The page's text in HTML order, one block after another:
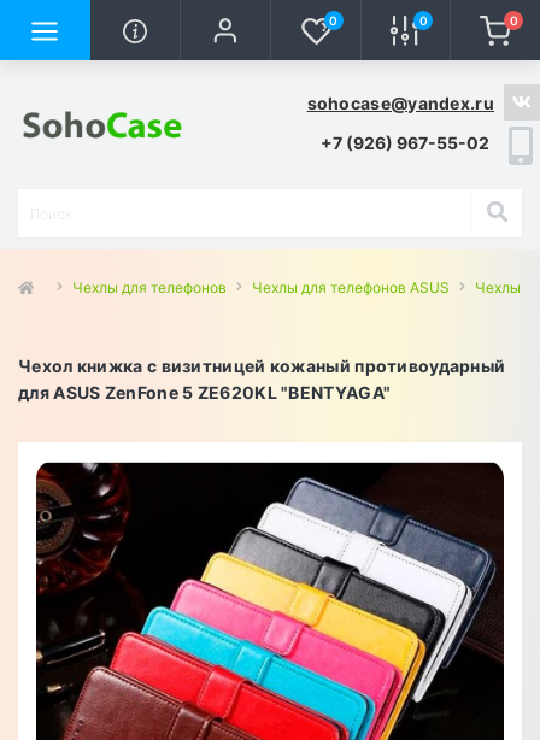
0 0 0
sohocase@yandex.ru
+7 (926) 967-55-02
Чехлы для телефонов Чехлы для телефонов ASUS Чехлы
Чехол книжка с визитницей кожаный противоударный
для ASUS ZenFone 5 ZE620KL "BENTYAGA"